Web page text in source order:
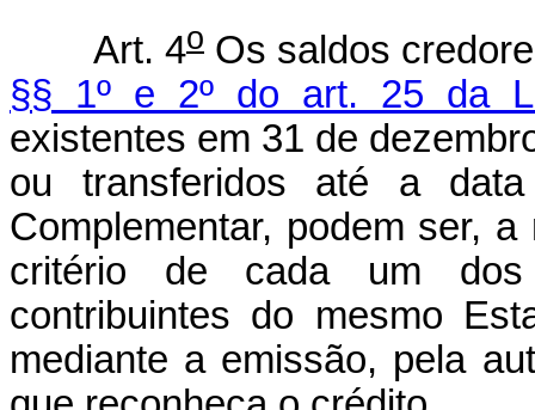
Art. 4o Os saldos
§§ 1º e 2º do art. 25 da
existentes em 31 de
ou transferidos até a
Complementar, podem ser,
critério de cada um dos
contribuintes do mesmo
mediante a emissão, pela